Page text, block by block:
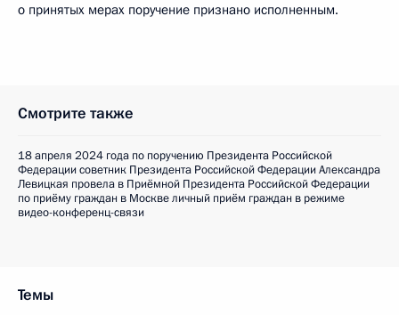
о принятых мерах поручение признано исполненным.
Смотрите также
18 апреля 2024 года по поручению Президента Российской
Федерации советник Президента Российской Федерации Александра
Левицкая провела в Приёмной Президента Российской Федерации
по приёму граждан в Москве личный приём граждан в режиме
видео-конференц-связи
Темы